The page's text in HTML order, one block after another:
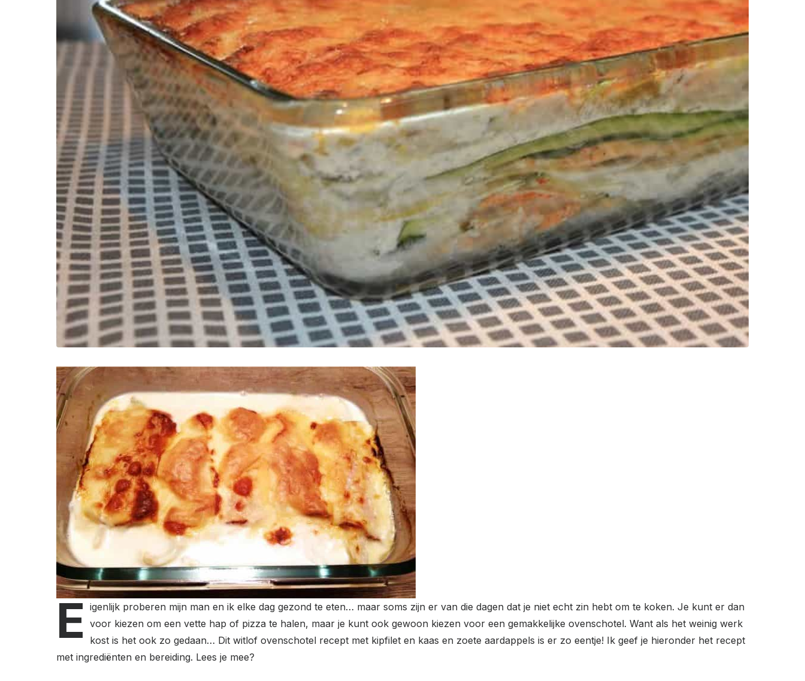
E igenlijk proberen mijn man en ik elke dag gezond te eten… maar soms zijn er van die dagen dat je niet echt zin hebt om te koken. Je kunt er dan
voor kiezen om een vette hap of pizza te halen, maar je kunt ook gewoon kiezen voor een gemakkelijke ovenschotel. Want als het weinig werk
kost is het ook zo gedaan… Dit witlof ovenschotel recept met kipfilet en kaas en zoete aardappels is er zo eentje! Ik geef je hieronder het recept
met ingrediënten en bereiding. Lees je mee?